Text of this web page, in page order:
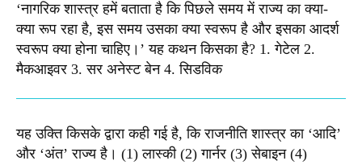
‘नागरिक शास्त्र हमें बताता है कि पिछले समय में राज्य का क्या-
क्या रूप रहा है, इस समय उसका क्या स्वरूप है और इसका आदर्श
स्वरूप क्या होना चाहिए।’ यह कथन किसका है? 1. गेटेल 2.
मैकआइवर 3. सर अनेस्ट बेन 4. सिडविक
यह उक्ति किसके द्वारा कही गई है, कि राजनीति शास्त्र का ‘आदि’
और ‘अंत’ राज्य है। (1) लास्की (2) गार्नर (3) सेबाइन (4)